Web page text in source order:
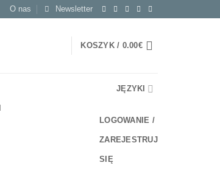
O nas Newsletter
KOSZYK / 0.00€
JĘZYKI
LOGOWANIE /
ZAREJESTRUJ
SIĘ